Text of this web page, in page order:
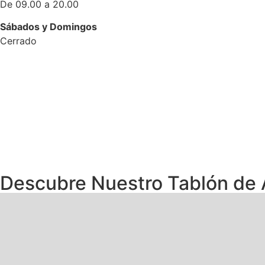
De 09.00 a 20.00
Sábados y Domingos
Cerrado
Extraescolares
Becas
Instalaciones
Radio
Descubre Nuestro Tablón de